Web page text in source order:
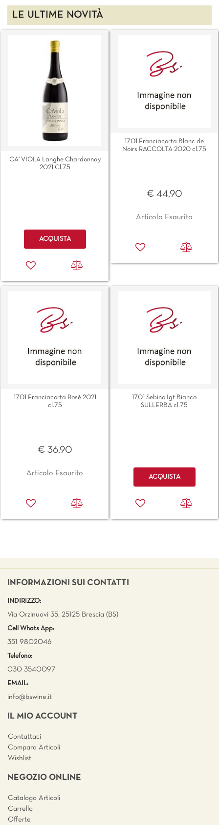
LE ULTIME NOVITÀ
CA' VIOLA Langhe Chardonnay
2021 Cl.75
Quantità
ACQUISTA
1701 Franciacorta Blanc de
Noirs RACCOLTA 2020 cl.75
€ 44,90
Articolo Esaurito
1701 Franciacorta Rosè 2021
cl.75
€ 36,90
Articolo Esaurito
1701 Sebino Igt Bianco
SULLERBA cl.75
Quantità
ACQUISTA
INFORMAZIONI SUI CONTATTI
INDIRIZZO:
Via Orzinuovi 35, 25125 Brescia (BS)
Cell Whats App:
351 9802046
Telefono:
030 3540097
EMAIL:
info@bswine.it
IL MIO ACCOUNT
Contattaci
Compara Articoli
Wishlist
NEGOZIO ONLINE
Catalogo Articoli
Carrello
Offerte